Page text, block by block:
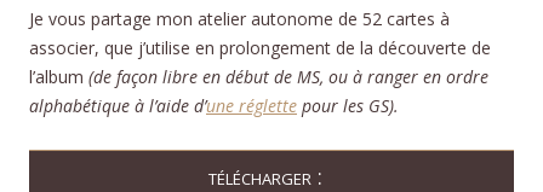
Je vous partage mon atelier autonome de 52 cartes à
associer, que j’utilise en prolongement de la découverte de
l’album (de façon libre en début de MS, ou à ranger en ordre
alphabétique à l’aide d’une réglette pour les GS).
télécharger :